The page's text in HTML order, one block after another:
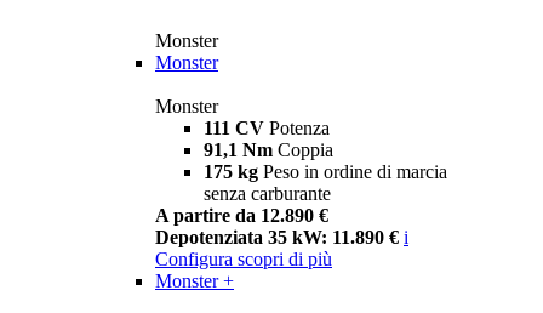
Monster
Monster
Monster
111 CV Potenza
91,1 Nm Coppia
175 kg Peso in ordine di marcia
senza carburante
A partire da 12.890 €
Depotenziata 35 kW: 11.890 € i
Configura scopri di più
Monster +